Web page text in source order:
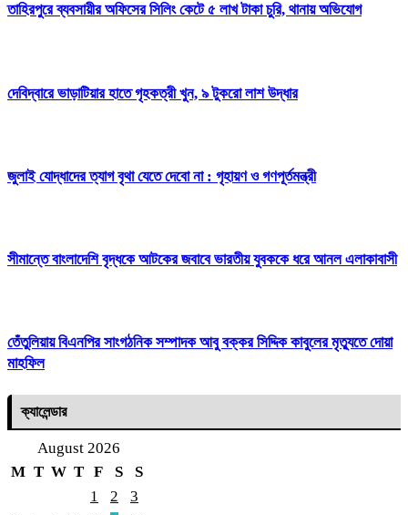
তাহিরপুরে ব্যবসায়ীর অফিসের সিলিং কেটে ৫ লাখ টাকা চুরি, থানায় অভিযোগ
দেবিদ্বারে ভাড়াটিয়ার হাতে গৃহকত্রী খুন, ৯ টুকরো লাশ উদ্ধার
জুলাই যোদ্ধাদের ত্যাগ বৃথা যেতে দেবো না : গৃহায়ণ ও গণপূর্তমন্ত্রী
সীমান্তে বাংলাদেশি বৃদ্ধকে আটকের জবাবে ভারতীয় যুবককে ধরে আনল এলাকাবাসী
তেঁতুলিয়ায় বিএনপির সাংগঠনিক সম্পাদক আবু বক্কর সিদ্দিক কাবুলের মৃত্যুতে দোয়া
মাহফিল
ক্যালেন্ডার
August 2026
M T W T F S
S
1
2
3